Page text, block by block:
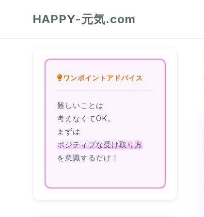
HAPPY-元気.com
ワンポイントアドバイス
難しいことは
考えなくてOK。
まずは
ポジティブな受け取り方
を意識するだけ！